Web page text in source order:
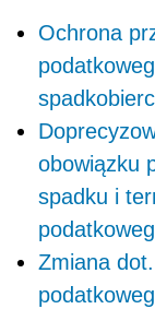
Ochrona
obowiązku
spadku i
Zmiana